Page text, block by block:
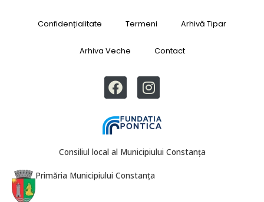
Confidențialitate Termeni Arhivă Tipar
Arhiva Veche Contact
Consiliul local al Municipiului Constanța
Primăria Municipiului Constanța